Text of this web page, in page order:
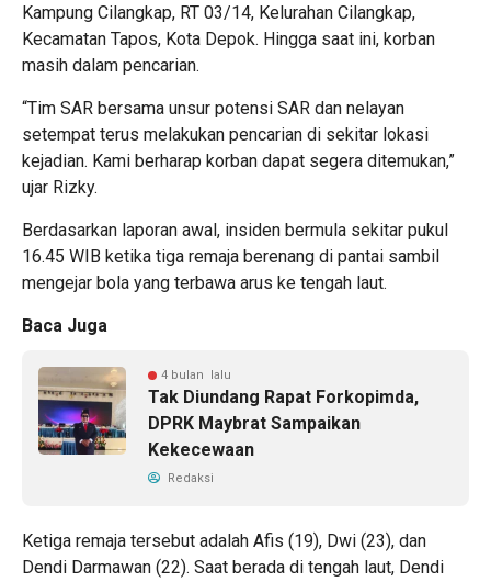
Kampung Cilangkap, RT 03/14, Kelurahan Cilangkap,
Kecamatan Tapos, Kota Depok. Hingga saat ini, korban
masih dalam pencarian.
“Tim SAR bersama unsur potensi SAR dan nelayan
setempat terus melakukan pencarian di sekitar lokasi
kejadian. Kami berharap korban dapat segera ditemukan,”
ujar Rizky.
Berdasarkan laporan awal, insiden bermula sekitar pukul
16.45 WIB ketika tiga remaja berenang di pantai sambil
mengejar bola yang terbawa arus ke tengah laut.
Baca Juga
4 bulan lalu
Tak Diundang Rapat Forkopimda,
DPRK Maybrat Sampaikan
Kekecewaan
Redaksi
Ketiga remaja tersebut adalah Afis (19), Dwi (23), dan
Dendi Darmawan (22). Saat berada di tengah laut, Dendi